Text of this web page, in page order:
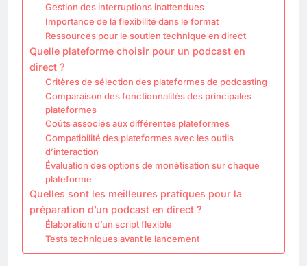
Gestion des interruptions inattendues
Importance de la flexibilité dans le format
Ressources pour le soutien technique en direct
Quelle plateforme choisir pour un podcast en
direct ?
Critères de sélection des plateformes de podcasting
Comparaison des fonctionnalités des principales
plateformes
Coûts associés aux différentes plateformes
Compatibilité des plateformes avec les outils
d’interaction
Évaluation des options de monétisation sur chaque
plateforme
Quelles sont les meilleures pratiques pour la
préparation d’un podcast en direct ?
Élaboration d’un script flexible
Tests techniques avant le lancement